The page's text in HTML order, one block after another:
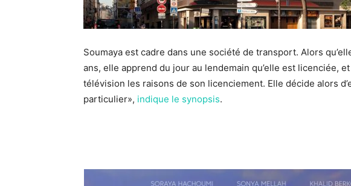
Soumaya est cadre dans une société de transport. Alors
ans, elle apprend du jour au lendemain qu’elle est licenciée,
télévision les raisons de son licenciement. Elle décide alors
particulier», indique le synopsis.